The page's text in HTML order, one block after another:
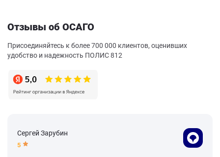
Отзывы об ОСАГО
Присоединяйтесь к более 700 000 клиентов, оценивших
удобство и надежность ПОЛИС 812
Сергей Зарубин
5